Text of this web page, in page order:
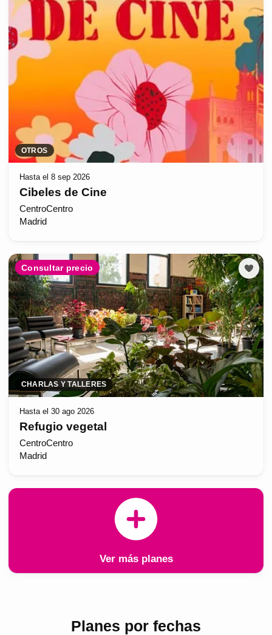
OTROS
Hasta el 8 sep 2026
Cibeles de Cine
CentroCentro
Madrid
Consultar precio
CHARLAS Y TALLERES
Hasta el 30 ago 2026
Refugio vegetal
CentroCentro
Madrid
Ver más planes
Planes por fechas